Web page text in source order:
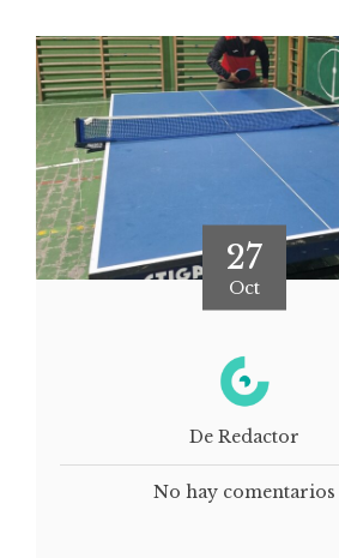
27
Oct
De Redactor
No hay comentarios